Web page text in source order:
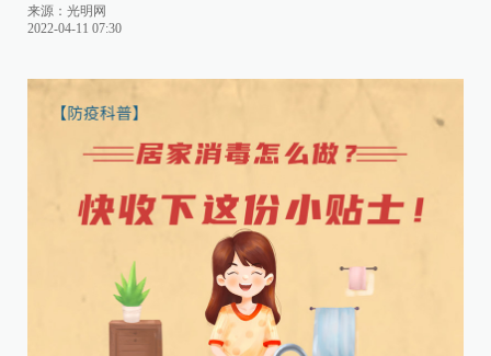
来源： 光明网
2022-04-11 07:30